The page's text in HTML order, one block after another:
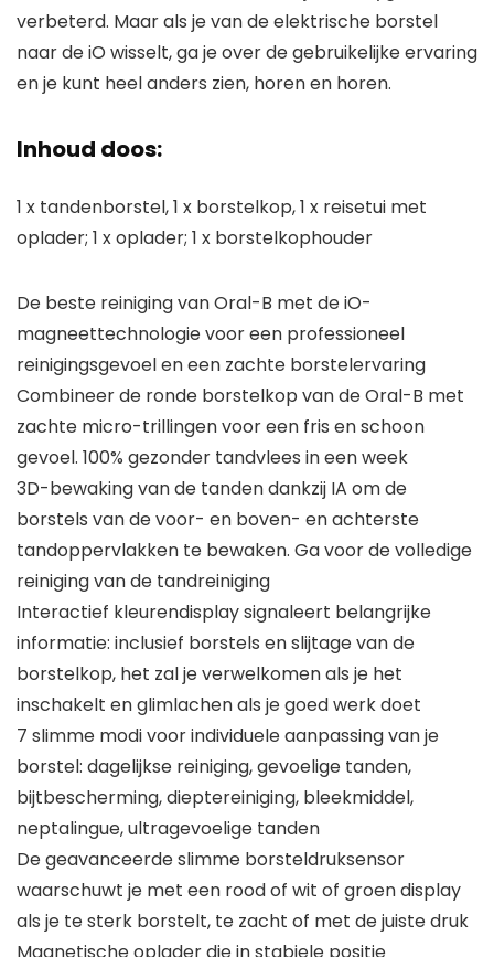
verbeterd. Maar als je van de elektrische borstel
naar de iO wisselt, ga je over de gebruikelijke ervaring
en je kunt heel anders zien, horen en horen.
Inhoud doos:
1 x tandenborstel, 1 x borstelkop, 1 x reisetui met
oplader; 1 x oplader; 1 x borstelkophouder
De beste reiniging van Oral-B met de iO-
magneettechnologie voor een professioneel
reinigingsgevoel en een zachte borstelervaring
Combineer de ronde borstelkop van de Oral-B met
zachte micro-trillingen voor een fris en schoon
gevoel. 100% gezonder tandvlees in een week
3D-bewaking van de tanden dankzij IA om de
borstels van de voor- en boven- en achterste
tandoppervlakken te bewaken. Ga voor de volledige
reiniging van de tandreiniging
Interactief kleurendisplay signaleert belangrijke
informatie: inclusief borstels en slijtage van de
borstelkop, het zal je verwelkomen als je het
inschakelt en glimlachen als je goed werk doet
7 slimme modi voor individuele aanpassing van je
borstel: dagelijkse reiniging, gevoelige tanden,
bijtbescherming, dieptereiniging, bleekmiddel,
neptalingue, ultragevoelige tanden
De geavanceerde slimme borsteldruksensor
waarschuwt je met een rood of wit of groen display
als je te sterk borstelt, te zacht of met de juiste druk